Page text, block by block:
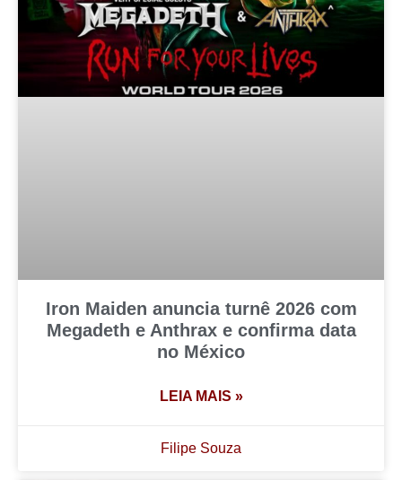
Iron Maiden anuncia turnê 2026 com
Megadeth e Anthrax e confirma data
no México
LEIA MAIS »
Filipe Souza